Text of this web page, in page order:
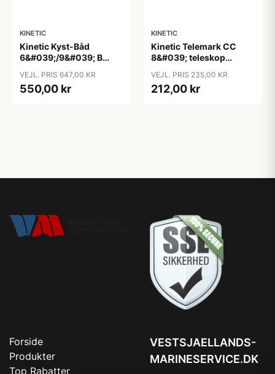
KINETIC
Kinetic Kyst-Båd
6&#039;/9&#039; B
VEJL. PRIS 647,00 KR
550,00 kr
KINETIC
Kinetic Telemark CC
8&#039; teleskop
VEJL. PRIS 235,00 KR
212,00 kr
Forside
Produkter
Top Rabatter
VESTSJAELLANDS-
MARINESERVICE.DK